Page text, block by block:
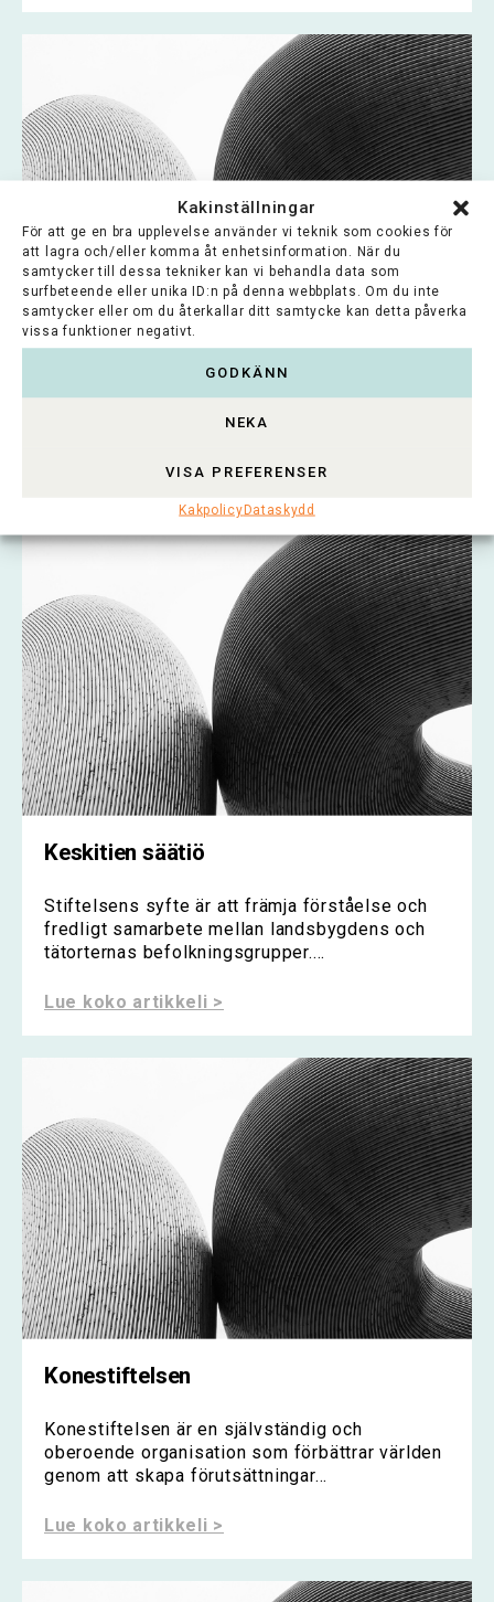
Kakinställningar
För att ge en bra upplevelse använder vi teknik som cookies för
att lagra och/eller komma åt enhetsinformation. När du
samtycker till dessa tekniker kan vi behandla data som
surfbeteende eller unika ID:n på denna webbplats. Om du inte
samtycker eller om du återkallar ditt samtycke kan detta påverka
vissa funktioner negativt.
GODKÄNN
NEKA
VISA PREFERENSER
KakpolicyDataskydd
Oiva Kuusisto Säätiö
forskning som främjar jordbruket i Södra och...
Lue koko artikkeli >
Keskitien säätiö
Stiftelsens syfte är att främja förståelse och
fredligt samarbete mellan landsbygdens och
tätorternas befolkningsgrupper....
Lue koko artikkeli >
Konestiftelsen
Konestiftelsen är en självständig och
oberoende organisation som förbättrar världen
genom att skapa förutsättningar...
Lue koko artikkeli >